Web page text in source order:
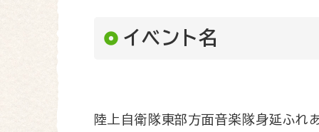
イベント名
陸上自衛隊東部方面音楽隊身延ふれ